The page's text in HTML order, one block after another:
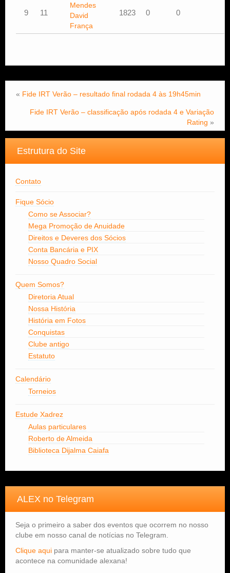
9 11
Mendes
David
França
1823 0 0
« Fide IRT Verão – resultado final rodada 4 às 19h45min
Fide IRT Verão – classificação após rodada 4 e Variação
Rating »
Estrutura do Site
Contato
Fique Sócio
Como se Associar?
Mega Promoção de Anuidade
Direitos e Deveres dos Sócios
Conta Bancária e PIX
Nosso Quadro Social
Quem Somos?
Diretoria Atual
Nossa História
História em Fotos
Conquistas
Clube antigo
Estatuto
Calendário
Torneios
Estude Xadrez
Aulas particulares
Roberto de Almeida
Biblioteca Dijalma Caiafa
ALEX no Telegram
Seja o primeiro a saber dos eventos que ocorrem no nosso
clube em nosso canal de notícias no Telegram.
Clique aqui para manter-se atualizado sobre tudo que
acontece na comunidade alexana!